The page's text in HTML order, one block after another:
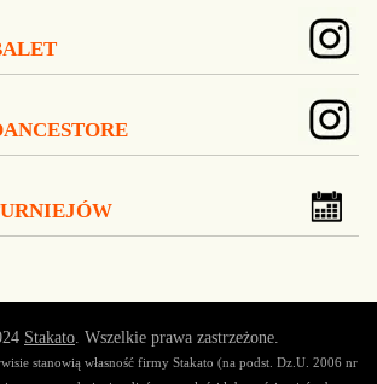
Stakato. Wszelkie prawa zastrzeżone.
stanowią własność firmy Stakato (na podst. Dz.U. 2006 nr